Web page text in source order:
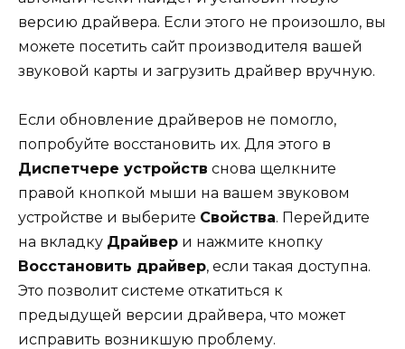
версию драйвера. Если этого не произошло, вы
можете посетить сайт производителя вашей
звуковой карты и загрузить драйвер вручную.
Если обновление драйверов не помогло,
попробуйте восстановить их. Для этого в
Диспетчере устройств снова щелкните
правой кнопкой мыши на вашем звуковом
устройстве и выберите Свойства. Перейдите
на вкладку Драйвер и нажмите кнопку
Восстановить драйвер, если такая доступна.
Это позволит системе откатиться к
предыдущей версии драйвера, что может
исправить возникшую проблему.